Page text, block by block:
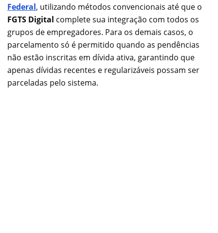
Federal, utilizando métodos convencionais até que o
FGTS Digital complete sua integração com todos os
grupos de empregadores. Para os demais casos, o
parcelamento só é permitido quando as pendências
não estão inscritas em dívida ativa, garantindo que
apenas dívidas recentes e regularizáveis possam ser
parceladas pelo sistema.